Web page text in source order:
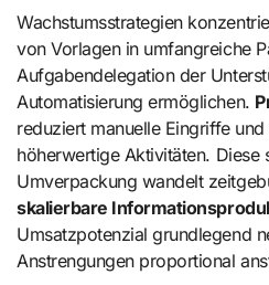
Wachstumsstrategien
von Vorlagen in umfangreiche
Aufgabendelegation der
Automatisierung ermöglichen.
reduziert manuelle Eingriffe
höherwertige Aktivitäten. Diese
Umverpackung wandelt
skalierbare
Umsatzpotenzial grundlegend
Anstrengungen proportional